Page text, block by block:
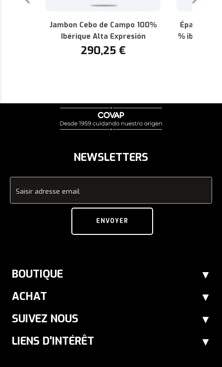
Jambon Cebo de Campo 100%
Ibérique Alta Expresión
290,25 €
Épaule de
% ibérique
NEWSLETTERS
Saisir adresse email
ENVOYER
BOUTIQUE
ACHAT
SUIVEZ NOUS
LIENS D'INTÉRÊT